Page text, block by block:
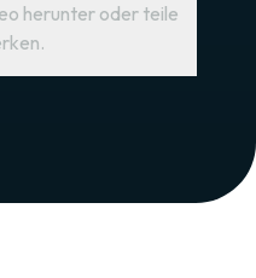
herunter oder teile